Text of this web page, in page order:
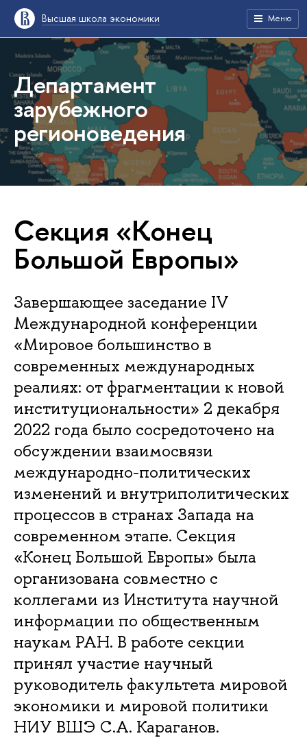
Высшая школа экономики Меню
Департамент
зарубежного
регионоведения
Секция «Конец
Большой Европы»
Завершающее заседание IV
Международной конференции
«Мировое большинство в
современных международных
реалиях: от фрагментации к новой
институциональности» 2 декабря
2022 года было сосредоточено на
обсуждении взаимосвязи
международно-политических
изменений и внутриполитических
процессов в странах Запада на
современном этапе. Секция
«Конец Большой Европы» была
организована совместно с
коллегами из Института научной
информации по общественным
наукам РАН. В работе секции
принял участие научный
руководитель факультета мировой
экономики и мировой политики
НИУ ВШЭ С.А. Караганов.